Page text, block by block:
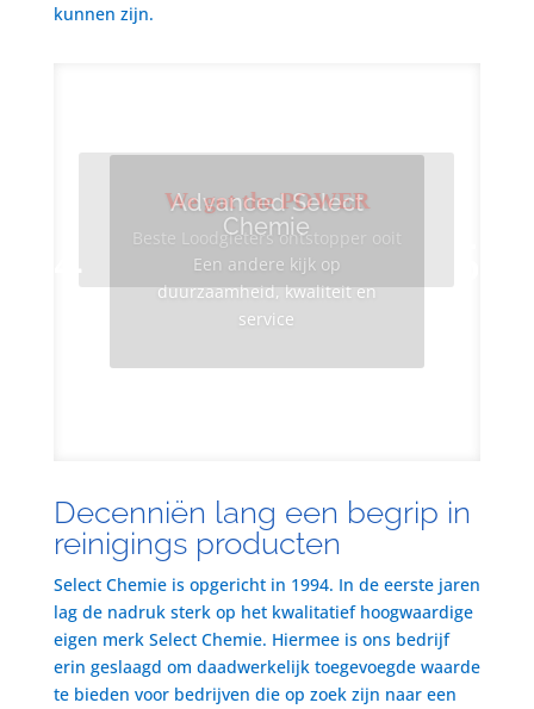
kunnen zijn.
Advanced Select
Chemie
Een andere kijk op
duurzaamheid, kwaliteit en
service
We got the POWER
Beste Loodgieters ontstopper ooit
Decenniën lang een begrip in
reinigings producten
Select Chemie is opgericht in 1994. In de eerste jaren
lag de nadruk sterk op het kwalitatief hoogwaardige
eigen merk Select Chemie. Hiermee is ons bedrijf
erin geslaagd om daadwerkelijk toegevoegde waarde
te bieden voor bedrijven die op zoek zijn naar een